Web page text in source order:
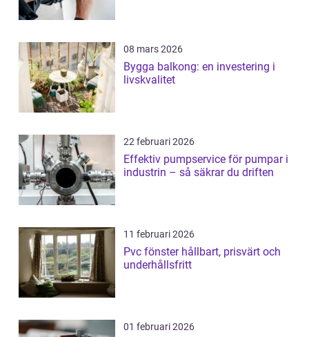
08 mars 2026
Bygga balkong: en investering i
livskvalitet
22 februari 2026
Effektiv pumpservice för pumpar i
industrin – så säkrar du driften
11 februari 2026
Pvc fönster hållbart, prisvärt och
underhållsfritt
01 februari 2026